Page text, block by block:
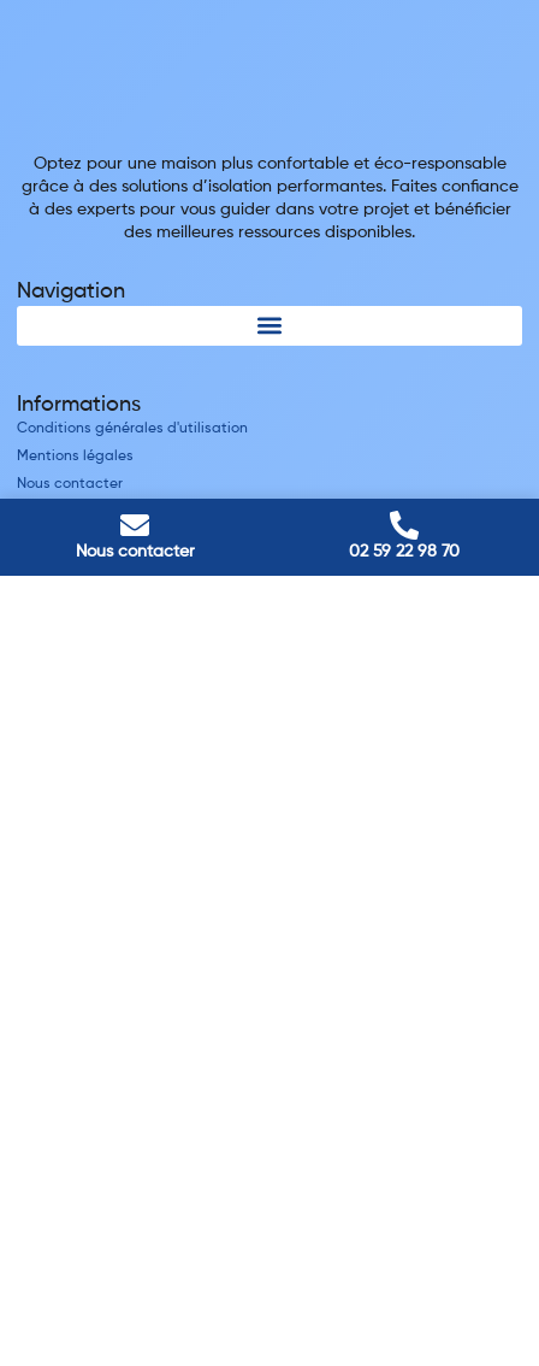
Nous contacter 02 59 22 98 70
Optez pour une maison plus confortable et éco-responsable
grâce à des solutions d’isolation performantes. Faites confiance
à des experts pour vous guider dans votre projet et bénéficier
des meilleures ressources disponibles.
Navigation
Informations
Conditions générales d'utilisation
Mentions légales
Nous contacter